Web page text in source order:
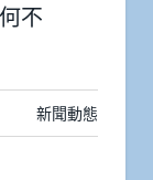
不
新聞動態